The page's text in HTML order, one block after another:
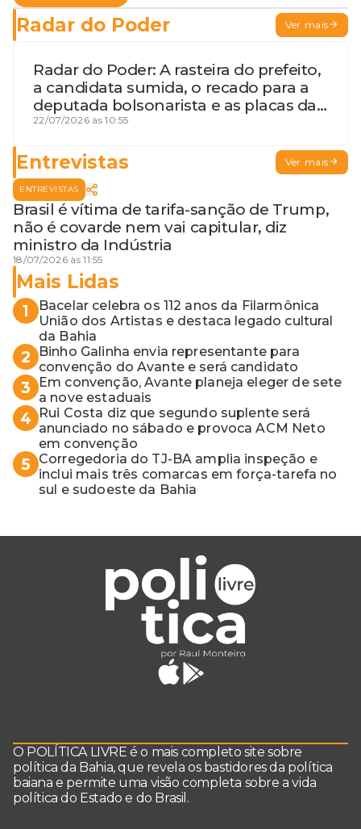
Radar do Poder Ver mais
Radar do Poder: A rasteira do prefeito,
a candidata sumida, o recado para a
deputada bolsonarista e as placas da
discórdia
22/07/2026 às 10:55
Entrevistas Ver mais
ENTREVISTAS
Brasil é vítima de tarifa-sanção de Trump,
não é covarde nem vai capitular, diz
ministro da Indústria
18/07/2026 às 11:55
Mais Lidas
1
Bacelar celebra os 112 anos da Filarmônica
União dos Artistas e destaca legado cultural
da Bahia
2
Binho Galinha envia representante para
convenção do Avante e será candidato
3
Em convenção, Avante planeja eleger de sete
a nove estaduais
4
Rui Costa diz que segundo suplente será
anunciado no sábado e provoca ACM Neto
em convenção
5
Corregedoria do TJ-BA amplia inspeção e
inclui mais três comarcas em força-tarefa no
sul e sudoeste da Bahia
O POLÍTICA LIVRE é o mais completo site sobre
política da Bahia, que revela os bastidores da política
baiana e permite uma visão completa sobre a vida
política do Estado e do Brasil.